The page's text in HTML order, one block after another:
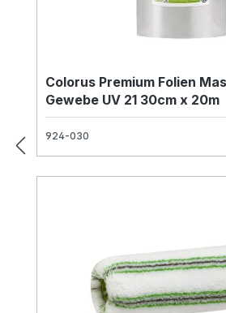
Colorus Premium Folien
Gewebe UV 21 30cm x 20m
924-030